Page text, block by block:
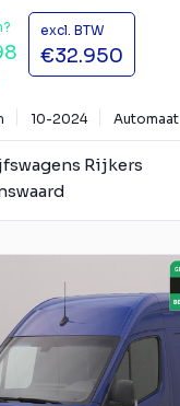
excl. BTW
€32.950
10-2024 Automaat
Rijkers